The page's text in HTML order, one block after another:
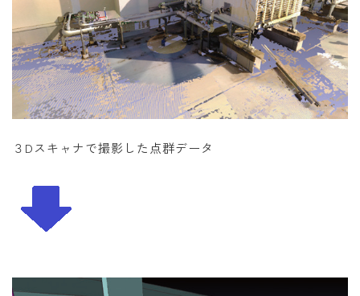
３Dスキャナで撮影した点群データ